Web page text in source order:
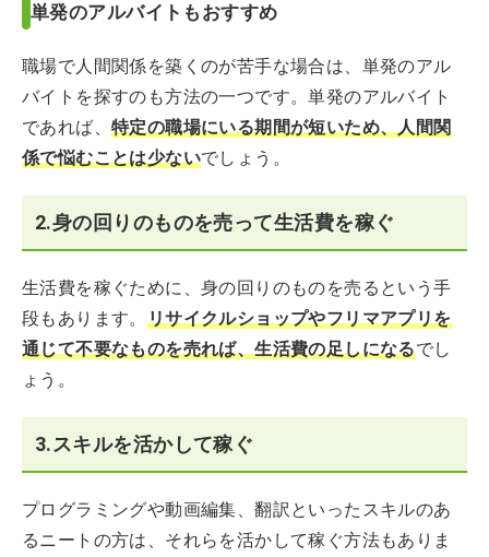
単発のアルバイトもおすすめ
職場で人間関係を築くのが苦手な場合は、単発のアル
バイトを探すのも方法の一つです。単発のアルバイト
であれば、 特定の職場にいる期間が短いため、人間関
係で悩むことは少ないでしょう。
2.身の回りのものを売って生活費を稼ぐ
生活費を稼ぐために、身の回りのものを売るという手
段もあります。
リサイクルショップやフリマアプリを
通じて不要なものを売れば、生活費の足しになるでし
ょう。
3.スキルを活かして稼ぐ
プログラミングや動画編集、翻訳といったスキルのあ
るニートの方は、それらを活かして稼ぐ方法もありま